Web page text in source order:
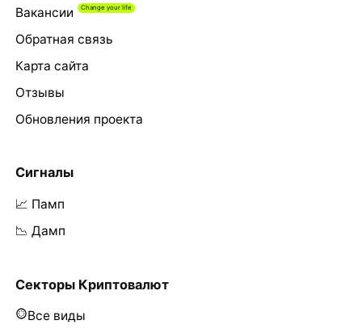
Вакансии
Обратная связь
Карта сайта
Отзывы
Обновления проекта
Сигналы
📈 Памп
📉 Дамп
Секторы Криптовалют
Все виды